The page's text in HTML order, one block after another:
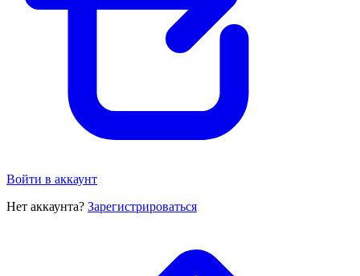
Войти в аккаунт
Нет аккаунта? Зарегистрироваться